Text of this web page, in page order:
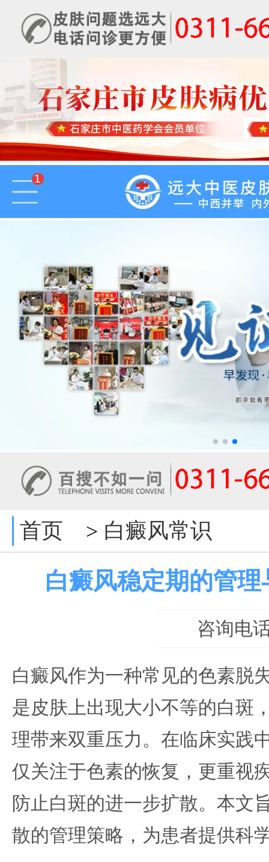
首页 > 白癜风常识
白癜风稳定期的管
咨询电
白癜风作为一种常见的色素脱
是皮肤上出现大小不等的白斑
理带来双重压力。在临床实践
仅关注于色素的恢复，更重视
防止白斑的进一步扩散。本文
散的管理策略，为患者提供科